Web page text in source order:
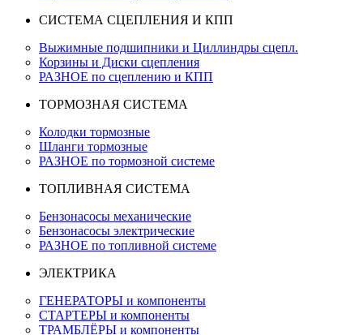
СИСТЕМА СЦЕПЛЕНИЯ И КПП
Выжимные подшипники и Циллиндры сцепл.
Корзины и Диски сцепления
РАЗНОЕ по сцеплению и КПП
ТОРМОЗНАЯ СИСТЕМА
Колодки тормозные
Шланги тормозные
РАЗНОЕ по тормозной системе
ТОПЛИВНАЯ СИСТЕМА
Бензонасосы механические
Бензонасосы электрические
РАЗНОЕ по топливной системе
ЭЛЕКТРИКА
ГЕНЕРАТОРЫ и компоненты
СТАРТЕРЫ и компоненты
ТРАМБЛЁРЫ и компоненты